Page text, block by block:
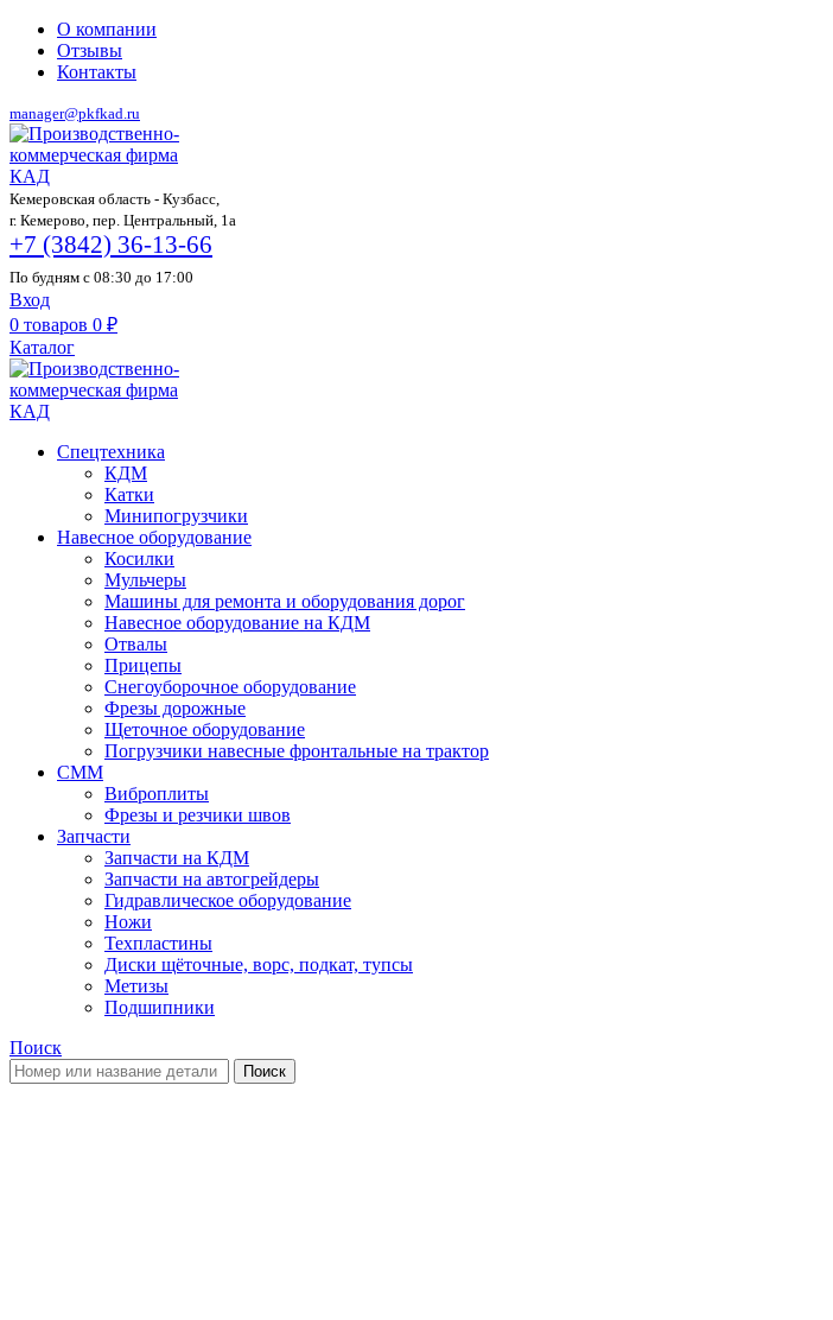
О компании
Отзывы
Контакты
manager@pkfkad.ru
Кемеровская область - Кузбасс,
г. Кемерово, пер. Центральный, 1а
+7 (3842) 36-13-66
По будням с 08:30 до 17:00
Вход
0 товаров 0 ₽
Каталог
Спецтехника
КДМ
Катки
Минипогрузчики
Навесное оборудование
Косилки
Мульчеры
Машины для ремонта и оборудования дорог
Навесное оборудование на КДМ
Отвалы
Прицепы
Снегоуборочное оборудование
Фрезы дорожные
Щеточное оборудование
Погрузчики навесные фронтальные на трактор
СММ
Виброплиты
Фрезы и резчики швов
Запчасти
Запчасти на КДМ
Запчасти на автогрейдеры
Гидравлическое оборудование
Ножи
Техпластины
Диски щёточные, ворс, подкат, тупсы
Метизы
Подшипники
Поиск
Поиск